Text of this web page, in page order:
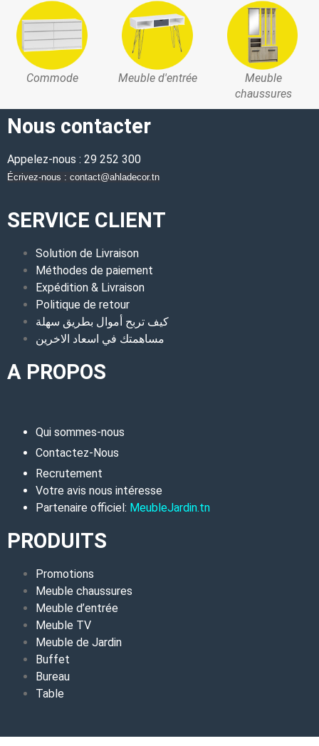
Commode Meuble d'entrée
Meuble
chaussures
Nous contacter
Appelez-nous : 29 252 300
Écrivez-nous : contact@ahladecor.tn
SERVICE CLIENT
Solution de Livraison
Méthodes de paiement
Expédition & Livraison
Politique de retour
كيف تربح أموال بطريق سهلة
مساهمتك في اسعاد الاخرين
A PROPOS
Qui sommes-nous
Contactez-Nous
Recrutement
Votre avis nous intéresse
Partenaire officiel: MeubleJardin.tn
PRODUITS
Promotions
Meuble chaussures
Meuble d’entrée
Meuble TV
Meuble de Jardin
Buffet
Bureau
Table